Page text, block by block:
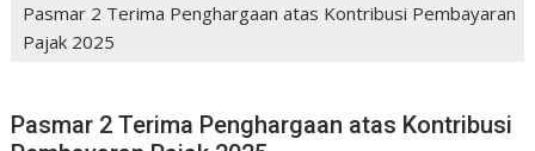
Pasmar 2 Terima Penghargaan atas Kontribusi Pembayaran
Pajak 2025
Pasmar 2 Terima Penghargaan atas Kontribusi